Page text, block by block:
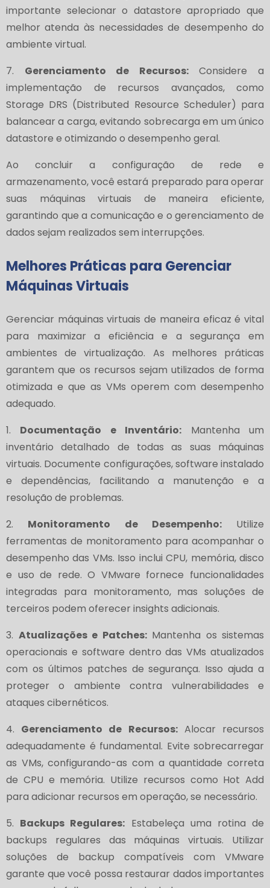
importante selecionar o datastore apropriado que
melhor atenda às necessidades de desempenho do
ambiente virtual.
7. Gerenciamento de Recursos:Considere a
implementação de recursos avançados, como
Storage DRS (Distributed Resource Scheduler) para
balancear a carga, evitando sobrecarga em um único
datastore e otimizando o desempenho geral.
Ao concluir a configuração de rede e
armazenamento, você estará preparado para operar
suas máquinas virtuais de maneira eficiente,
garantindo que a comunicação e o gerenciamento de
dados sejam realizados sem interrupções.
Melhores Práticas para Gerenciar
Máquinas Virtuais
Gerenciar máquinas virtuais de maneira eficaz é vital
para maximizar a eficiência e a segurança em
ambientes de virtualização. As melhores práticas
garantem que os recursos sejam utilizados de forma
otimizada e que as VMs operem com desempenho
adequado.
1. Documentação e Inventário: Mantenha um
inventário detalhado de todas as suas máquinas
virtuais. Documente configurações, software instalado
e dependências, facilitando a manutenção e a
resolução de problemas.
2. Monitoramento de Desempenho:Utilize
ferramentas de monitoramento para acompanhar o
desempenho das VMs. Isso inclui CPU, memória, disco
e uso de rede. O VMware fornece funcionalidades
integradas para monitoramento, mas soluções de
terceiros podem oferecer insights adicionais.
3. Atualizações e Patches:Mantenha os sistemas
operacionais e software dentro das VMs atualizados
com os últimos patches de segurança. Isso ajuda a
proteger o ambiente contra vulnerabilidades e
ataques cibernéticos.
4. Gerenciamento de Recursos:Alocar recursos
adequadamente é fundamental. Evite sobrecarregar
as VMs, configurando-as com a quantidade correta
de CPU e memória. Utilize recursos como Hot Add
para adicionar recursos em operação, se necessário.
5. Backups Regulares: Estabeleça uma rotina de
backups regulares das máquinas virtuais. Utilizar
soluções de backup compatíveis com VMware
garante que você possa restaurar dados importantes